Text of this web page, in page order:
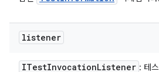
listener
ITestInvocationListener : 테